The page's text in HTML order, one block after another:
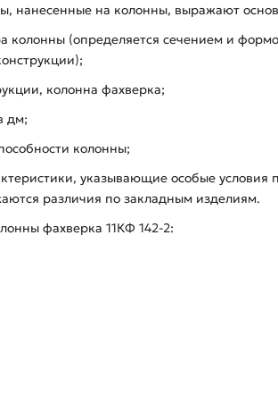
нанесенные на колонны, выражают
колонны (определяется сечением и
колонна фахверка;
дм;
колонны;
указывающие особые
различия по закладным изделиям.
фахверка 11КФ 142-2: